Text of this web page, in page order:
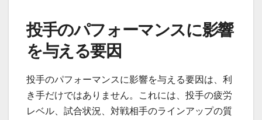
投手のパフォーマンスに影響
を与える要因
投手のパフォーマンスに影響を与える要因は、利
き手だけではありません。これには、投手の疲労
レベル、試合状況、対戦相手のラインアップの質